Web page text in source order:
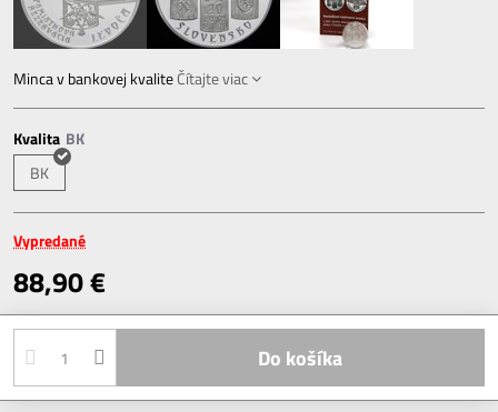
Minca v bankovej kvaliteČítajte viac
Kvalita
BK
Vypredané
88,90 €
Do košíka